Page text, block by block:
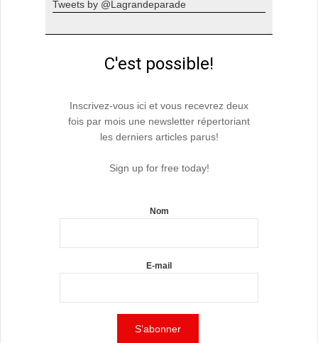
Tweets by @Lagrandeparade
C'est possible!
Inscrivez-vous ici et vous recevrez deux
fois par mois une newsletter répertoriant
les derniers articles parus!
Sign up for free today!
Nom
E-mail